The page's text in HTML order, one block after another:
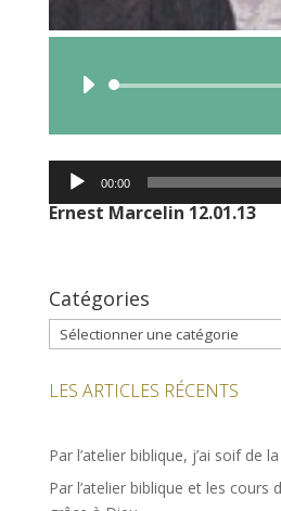
Lecteur
00:00
Ernest Marcelin 12.01.13
Catégories
Catégories
LES ARTICLES RÉCENTS
Par l’atelier biblique, j’ai soif de
Par l’atelier biblique et les cours